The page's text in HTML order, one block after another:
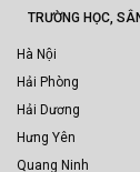
TRƯỜNG HỌC,
Hà Nội
Hải Phòng
Hải Dương
Hưng Yên
Quang Ninh